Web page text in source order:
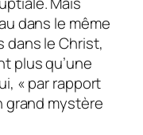
dans le même
dans le Christ,
plus qu’une
« par rapport
grand mystère